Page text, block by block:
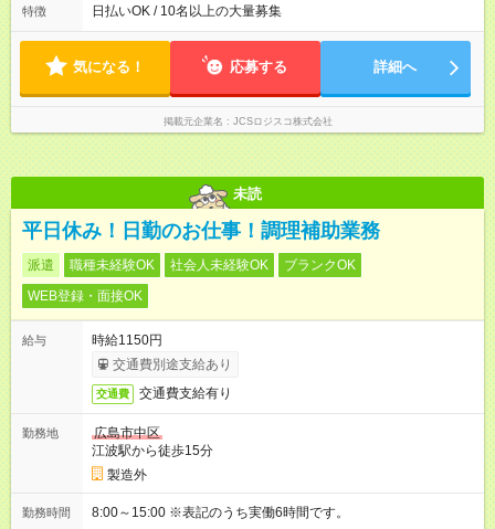
よって時間外での勤務可能性有り ※案件により多少の前後あり
特徴 日払いOK / 10名以上の大量募集
気になる！ 応募する 詳細へ
掲載元企業名 JCSロジスコ株式会社
未読
平日休み！日勤のお仕事！調理補助業務
派遣 職種未経験OK 社会人未経験OK
ブランクOK
WEB登録・面接OK
給与
時給1150円
交通費別途支給あり
交通費 交通費支給有り
勤務地
広島市中区
江波駅から徒歩15分
製造外
勤務時間 8:00～15:00 ※表記のうち実働6時間です。